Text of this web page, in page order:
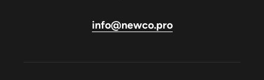
info@newco.pro